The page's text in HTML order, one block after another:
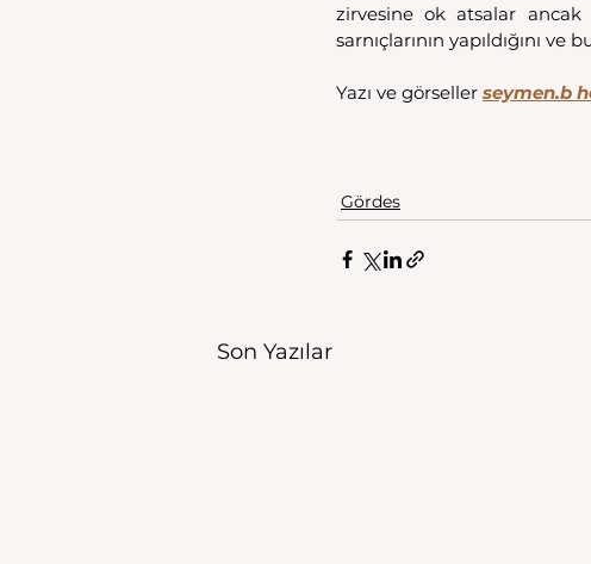
zirvesine ok atsalar ancak
sarnıçlarının yapıldığını
Yazı ve görseller seymen.b
Gördes
Son Yazılar